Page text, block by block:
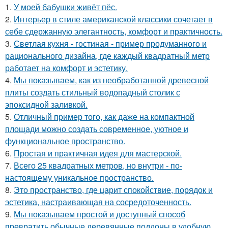
1. У моей бабушки живёт пёс.
2. Интерьер в стиле американской классики сочетает в
себе сдержанную элегантность, комфорт и практичность.
3. Светлая кухня - гостиная - пример продуманного и
рационального дизайна, где каждый квадратный метр
работает на комфорт и эстетику.
4. Мы показываем, как из необработанной древесной
плиты создать стильный водопадный столик с
эпоксидной заливкой.
5. Отличный пример того, как даже на компактной
площади можно создать современное, уютное и
функциональное пространство.
6. Простая и практичная идея для мастерской.
7. Всего 25 квадратных метров, но внутри - по-
настоящему уникальное пространство.
8. Это пространство, где царит спокойствие, порядок и
эстетика, настраивающая на сосредоточенность.
9. Мы показываем простой и доступный способ